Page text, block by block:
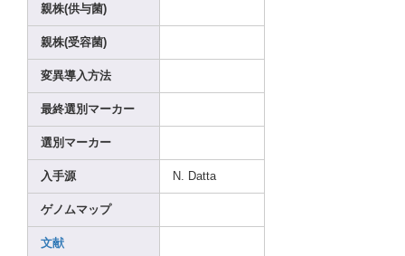
親株(供与菌)
親株(受容菌)
変異導入方法
最終選別マーカー
選別マーカー
入手源 N. Datta
ゲノムマップ
文献